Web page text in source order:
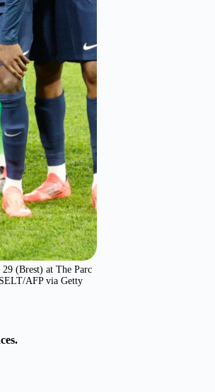
(Brest) at The Parc
AFP via Getty